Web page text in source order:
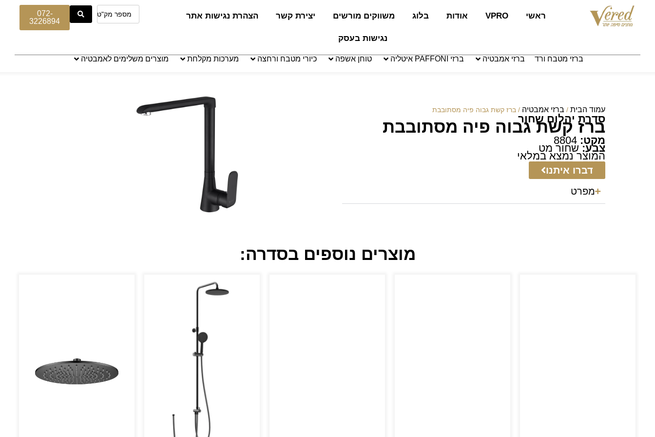
ראשי VPRO אודות בלוג משווקים מורשים יצירת קשר הצהרת נגישות אתר
נגישות בעסק
072-
3226894
ברזי מטבח ורד ברזי אמבטיה ברזי PAFFONI איטליה טוחן אשפה כיורי מטבח ורחצה מערכות מקלחת מוצרים משלימים לאמבטיה
עמוד הבית / ברזי אמבטיה / ברז קשת גבוה פיה מסתובבת
סדרת יהלום שחור
ברז קשת גבוה פיה מסתובבת
מקט:
צבע:שחור מט
המוצר נמצא במלאי
דברו איתנו
מפרט
מוצרים נוספים בסדרה: